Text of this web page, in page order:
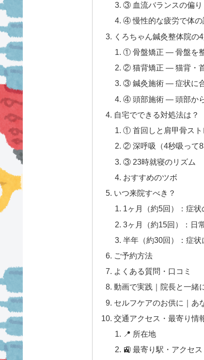
③ 血流バランスの偏り
④ 慢性的な疲労で体の
くろちゃん鍼灸整体院の
① 骨盤矯正 — 骨盤を
② 猫背矯正 — 猫背・
③ 鍼灸施術 — 症状に
④ 頭部施術 — 頭部か
自宅でできる対処法は？
① 首回しと肩甲骨スト
② 深呼吸（4秒吸って8
③ 23時就寝のリズム
おすすめのツボ
いつ来院すべき？
1ヶ月（約5回）：症
3ヶ月（約15回）：日
半年（約30回）：症
ご予約方法
よくある質問・口コミ
動画で実践｜院長と一緒
セルフケアのお供に｜あ
交通アクセス・最寄り情
📍 所在地
🚉 最寄り駅・アクセス